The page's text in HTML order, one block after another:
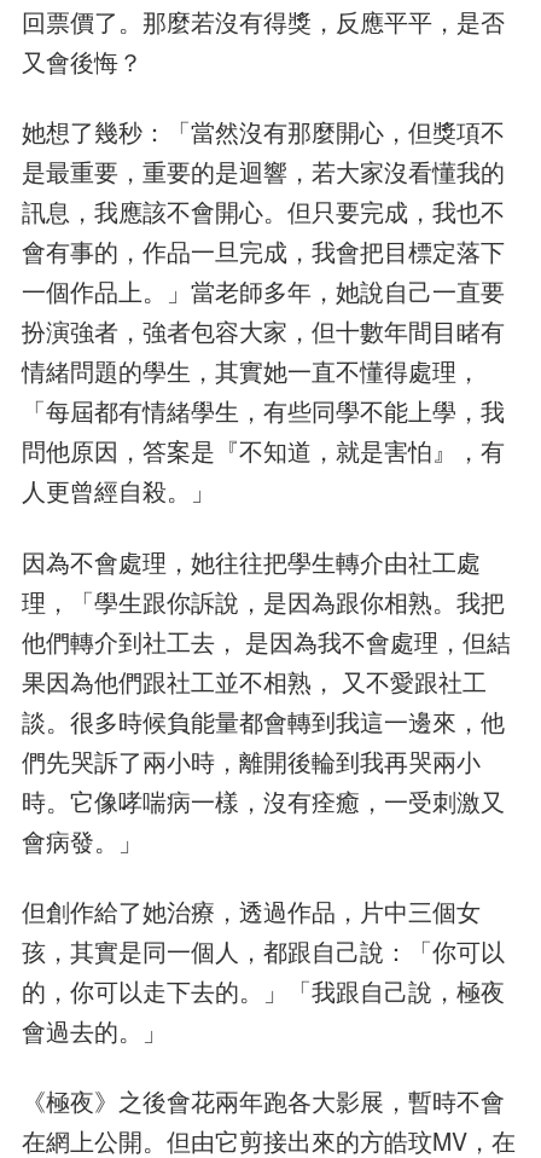
回票價了。那麼若沒有得獎，反應平平，是否
又會後悔？
她想了幾秒：「當然沒有那麼開心，但獎項不
是最重要，重要的是迴響，若大家沒看懂我的
訊息，我應該不會開心。但只要完成，我也不
會有事的，作品一旦完成，我會把目標定落下
一個作品上。」當老師多年，她說自己一直要
扮演強者，強者包容大家，但十數年間目睹有
情緒問題的學生，其實她一直不懂得處理，
「每屆都有情緒學生，有些同學不能上學，我
問他原因，答案是『不知道，就是害怕』，有
人更曾經自殺。」
因為不會處理，她往往把學生轉介由社工處
理，「學生跟你訴說，是因為跟你相熟。我把
他們轉介到社工去， 是因為我不會處理，但結
果因為他們跟社工並不相熟， 又不愛跟社工
談。很多時候負能量都會轉到我這一邊來，他
們先哭訴了兩小時，離開後輪到我再哭兩小
時。它像哮喘病一樣，沒有痊癒，一受刺激又
會病發。」
但創作給了她治療，透過作品，片中三個女
孩，其實是同一個人，都跟自己說：「你可以
的，你可以走下去的。」「我跟自己說，極夜
會過去的。」
《極夜》之後會花兩年跑各大影展，暫時不會
在網上公開。但由它剪接出來的方皓玟MV，在